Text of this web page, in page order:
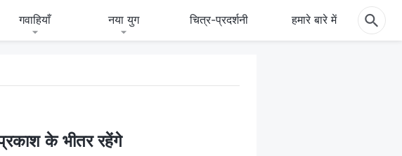
गवाहियाँ नया युग चित्र-प्रदर्शनी हमारे बारे में
के भीतर रहेंगे